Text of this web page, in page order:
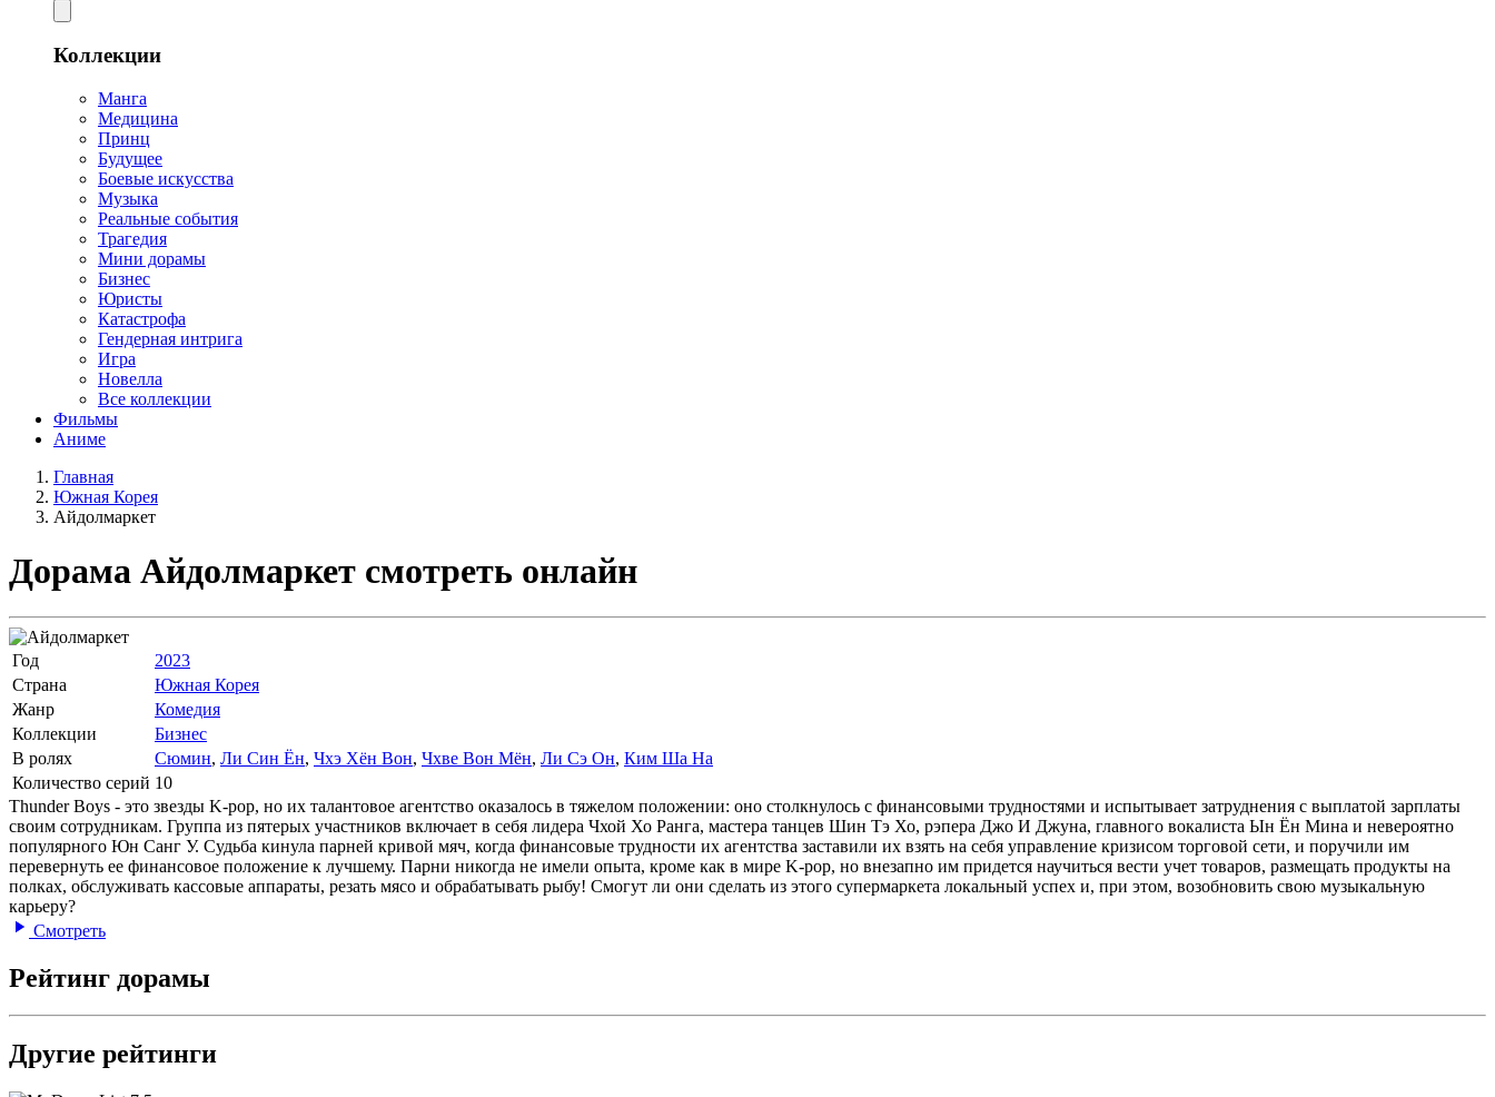
Коллекции
Манга
Медицина
Принц
Будущее
Боевые искусства
Музыка
Реальные события
Трагедия
Мини дорамы
Бизнес
Юристы
Катастрофа
Гендерная интрига
Игра
Новелла
Все коллекции
Фильмы
Аниме
Главная
Южная Корея
Айдолмаркет
Дорама Айдолмаркет смотреть онлайн
Год
2023
Страна
Южная Корея
Жанр
Комедия
Коллекции
Бизнес
В ролях
Сюмин, Ли Син Ён, Чхэ Хён Вон, Чхве Вон Мён, Ли Сэ Он, Ким Ша На
Количество серий 10
Thunder Boys - это звезды K-pop, но их талантовое агентство оказалось в тяжелом положении: оно столкнулось с финансовыми трудностями и испытывает затруднения с выплатой зарплаты
своим сотрудникам. Группа из пятерых участников включает в себя лидера Чхой Хо Ранга, мастера танцев Шин Тэ Хо, рэпера Джо И Джуна, главного вокалиста Ын Ён Мина и невероятно
популярного Юн Санг У. Судьба кинула парней кривой мяч, когда финансовые трудности их агентства заставили их взять на себя управление кризисом торговой сети, и поручили им
перевернуть ее финансовое положение к лучшему. Парни никогда не имели опыта, кроме как в мире K-pop, но внезапно им придется научиться вести учет товаров, размещать продукты на
полках, обслуживать кассовые аппараты, резать мясо и обрабатывать рыбу! Смогут ли они сделать из этого супермаркета локальный успех и, при этом, возобновить свою музыкальную
карьеру?
Смотреть
Рейтинг дорамы
Другие рейтинги